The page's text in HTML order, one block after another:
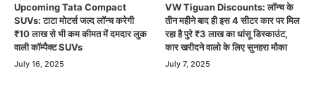
Upcoming Tata Compact
SUVs: टाटा मोटर्स जल्द लॉन्च करेगी
₹10 लाख से भी कम कीमत में दमदार लुक
वाली कॉम्पैक्ट SUVs
July 16, 2025
VW Tiguan Discounts: लॉन्च के
तीन महीने बाद ही इस 4 सीटर कार पर मिल
रहा है पुरे ₹3 लाख का धांसू डिस्काउंट,
कार खरीदने वालो के लिए सुनहरा मौका
July 7, 2025